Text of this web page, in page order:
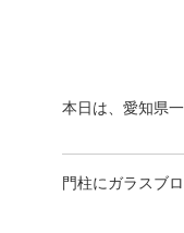
本日は、愛知県
門柱にガラスブ